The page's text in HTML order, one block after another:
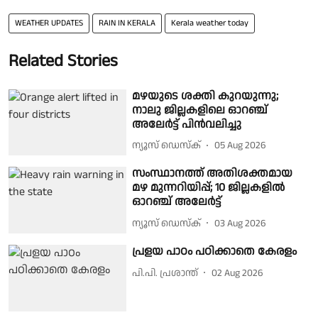
WEATHER UPDATES RAIN IN KERALA Kerala weather today
Related Stories
മഴയുടെ ശക്തി കുറയുന്നു;
നാലു ജില്ലകളിലെ ഓറഞ്ച്
അലേർട്ട് പിൻവലിച്ചു
ന്യൂസ് ഡെസ്ക് 05 Aug 2026
സംസ്ഥാനത്ത് അതിശക്തമായ
മഴ മുന്നറിയിപ്പ്; 10 ജില്ലകളിൽ
ഓറഞ്ച് അലേർട്ട്
ന്യൂസ് ഡെസ്ക് 03 Aug 2026
പ്രളയ പാഠം പഠിക്കാതെ കേരളം
പി.പി. പ്രശാന്ത് 02 Aug 2026